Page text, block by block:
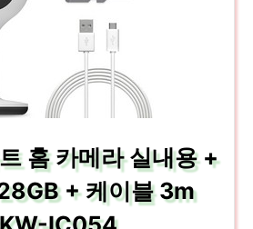
홈 카메라 실내용 +
+ 케이블 3m